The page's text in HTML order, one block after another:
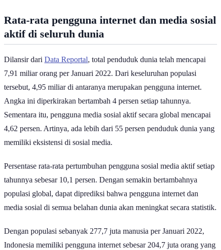
Rata-rata pengguna internet dan media sosial
aktif di seluruh dunia
Dilansir dari Data Reportal, total penduduk dunia telah mencapai
7,91 miliar orang per Januari 2022. Dari keseluruhan populasi
tersebut, 4,95 miliar di antaranya merupakan pengguna internet.
Angka ini diperkirakan bertambah 4 persen setiap tahunnya.
Sementara itu, pengguna media sosial aktif secara global mencapai
4,62 persen. Artinya, ada lebih dari 55 persen penduduk dunia yang
memiliki eksistensi di sosial media.
Persentase rata-rata pertumbuhan pengguna sosial media aktif setiap
tahunnya sebesar 10,1 persen. Dengan semakin bertambahnya
populasi global, dapat diprediksi bahwa pengguna internet dan
media sosial di semua belahan dunia akan meningkat secara statistik.
Dengan populasi sebanyak 277,7 juta manusia per Januari 2022,
Indonesia memiliki pengguna internet sebesar 204,7 juta orang yang